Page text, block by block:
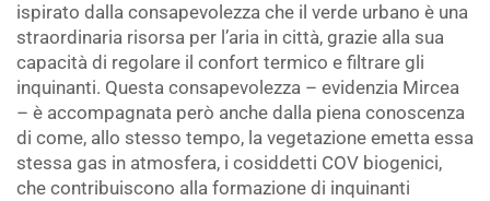
ispirato dalla consapevolezza che il verde urbano è una
straordinaria risorsa per l’aria in città, grazie alla sua
capacità di regolare il confort termico e filtrare gli
inquinanti. Questa consapevolezza – evidenzia Mircea
– è accompagnata però anche dalla piena conoscenza
di come, allo stesso tempo, la vegetazione emetta essa
stessa gas in atmosfera, i cosiddetti COV biogenici,
che contribuiscono alla formazione di inquinanti